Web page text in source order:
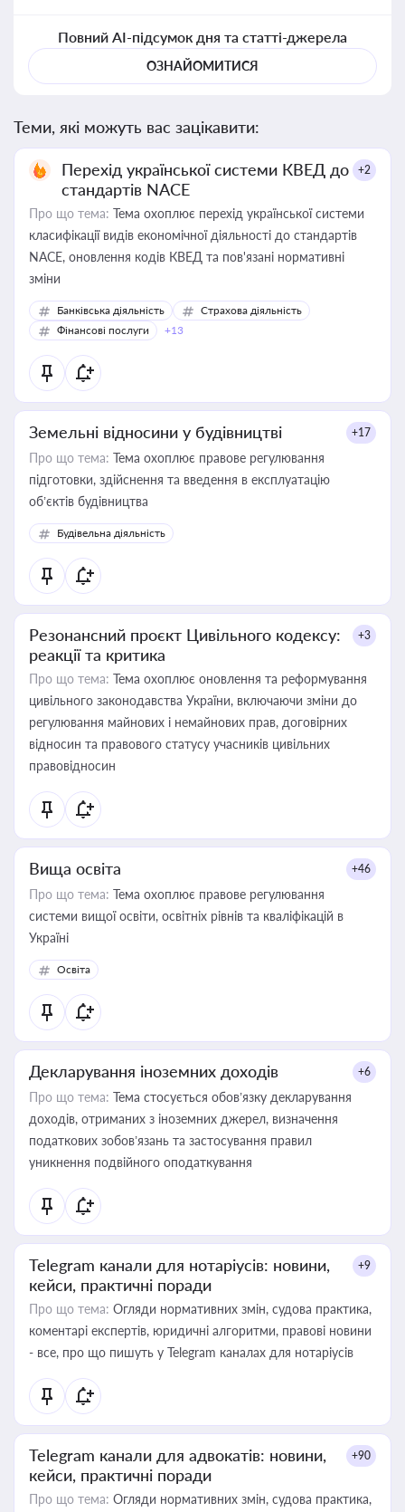
Повний AI-підсумок дня та статті-джерела
ОЗНАЙОМИТИСЯ
Теми, які можуть вас зацікавити:
Перехід української системи КВЕД до
стандартів NACE
+2
Про що тема: Тема охоплює перехід української системи
класифікації видів економічної діяльності до стандартів
NACE, оновлення кодів КВЕД та пов'язані нормативні
зміни
Банківська діяльність
Страхова діяльність
Фінансові послуги
+13
Земельні відносини у будівництві +17
Про що тема: Тема охоплює правове регулювання
підготовки, здійснення та введення в експлуатацію
об’єктів будівництва
Будівельна діяльність
Резонансний проєкт Цивільного кодексу:
реакції та критика
+3
Про що тема: Тема охоплює оновлення та реформування
цивільного законодавства України, включаючи зміни до
регулювання майнових і немайнових прав, договірних
відносин та правового статусу учасників цивільних
правовідносин
Вища освіта +46
Про що тема: Тема охоплює правове регулювання
системи вищої освіти, освітніх рівнів та кваліфікацій в
Україні
Освіта
Декларування іноземних доходів +6
Про що тема: Тема стосується обов’язку декларування
доходів, отриманих з іноземних джерел, визначення
податкових зобов’язань та застосування правил
уникнення подвійного оподаткування
Telegram канали для нотаріусів: новини,
кейси, практичні поради
+9
Про що тема: Огляди нормативних змін, судова практика,
коментарі експертів, юридичні алгоритми, правові новини
- все, про що пишуть у Telegram каналах для нотаріусів
Telegram канали для адвокатів: новини,
кейси, практичні поради
+90
Про що тема: Огляди нормативних змін, судова практика,